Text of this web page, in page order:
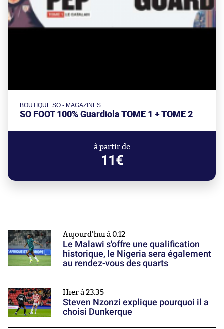
BOUTIQUE SO - MAGAZINES
SO FOOT 100% Guardiola TOME 1 + TOME 2
à partir de
11€
Aujourd'hui à 0:12
Le Malawi s'offre une qualification
historique, le Nigeria sera également
au rendez-vous des quarts
Hier à 23:35
Steven Nzonzi explique pourquoi il a
choisi Dunkerque